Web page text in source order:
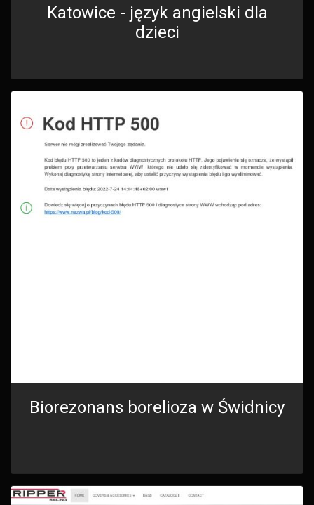
Katowice - język angielski dla
dzieci
Biorezonans borelioza w Świdnicy